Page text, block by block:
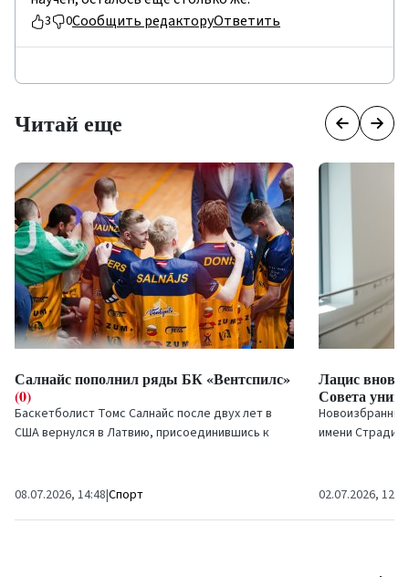
3 0Сообщить редакторуОтветить
Читай еще
Салнайс пополнил ряды БК «Вентспилс»
(0)
Баскетболист Томс Салнайс после двух лет в
США вернулся в Латвию, присоединившись к
08.07.2026, 14:48|Спорт
Лацис вновь
Совета
имени
02.07.2026, 12:04